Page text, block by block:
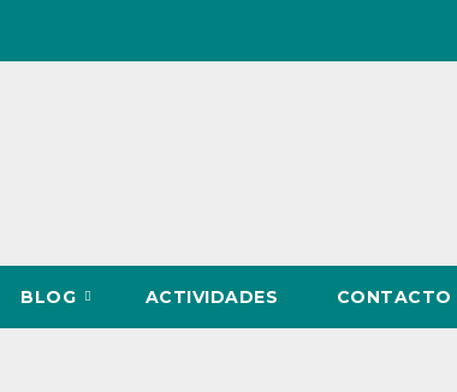
BLOG ACTIVIDADES CONTACTO